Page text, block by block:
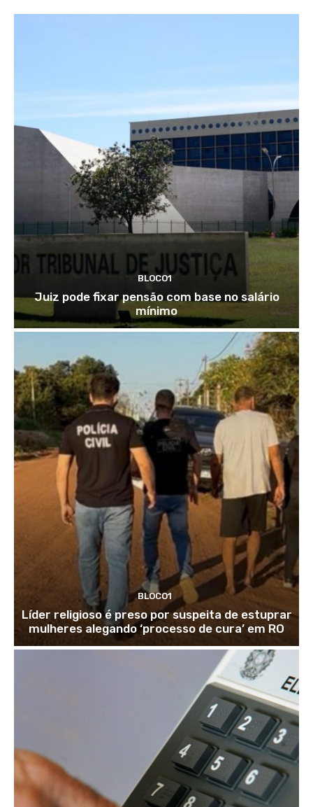
BLOCO1
Juiz pode fixar pensão com base no salário
mínimo
BLOCO1
Líder religioso é preso por suspeita de estuprar
mulheres alegando ‘processo de cura’ em RO